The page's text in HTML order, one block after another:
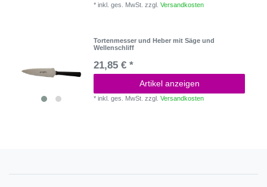
*inkl. ges. MwSt. zzgl.Versandkosten
Tortenmesser und Heber mit Säge und
Wellenschliff
21,85 € *
Artikel anzeigen
*inkl. ges. MwSt. zzgl.Versandkosten